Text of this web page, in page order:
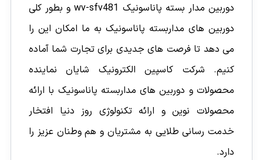
دوربین مدار بسته پاناسونیک wv-sfv481 و بطور کلی
دوربین های مداربسته پاناسونیک به ما امکان این را
می دهد تا فرصت های جدیدی برای تجارت شما آماده
کنیم. شرکت کاسپین الکترونیک شایان نماینده
محصولات و دوربین های مداربسته پاناسونیک با ارائه
محصولات نوین و ارائه تکنولوژی روز دنیا افتخار
خدمت رسانی طلایی به مشتریان و هم وطنان عزیز را
دارد.